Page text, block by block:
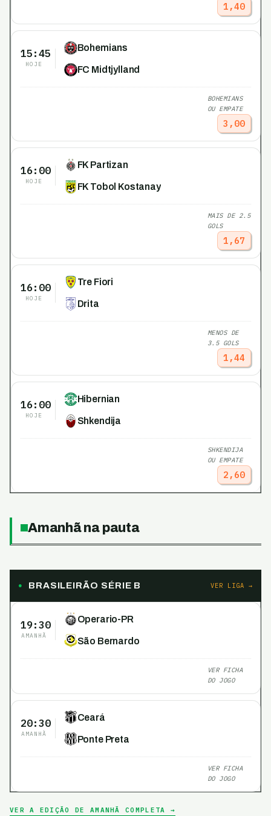
1,40
15:45
HOJE
Bohemians
FC Midtjylland
BOHEMIANS
OU EMPATE
3,00
16:00
HOJE
FK Partizan
FK Tobol Kostanay
MAIS DE 2.5
GOLS
1,67
16:00
HOJE
Tre Fiori
Drita
MENOS DE
3.5 GOLS
1,44
16:00
HOJE
Hibernian
Shkendija
SHKENDIJA
OU EMPATE
2,60
Amanhã na pauta
BRASILEIRÃO SÉRIE B VER LIGA →
19:30
AMANHÃ
Operario-PR
São Bernardo
VER FICHA
DO JOGO
20:30
AMANHÃ
Ceará
Ponte Preta
VER FICHA
DO JOGO
VER A EDIÇÃO DE AMANHÃ COMPLETA →